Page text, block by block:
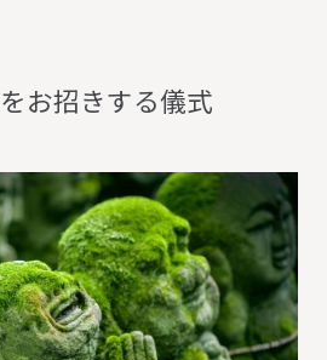
をお招きする儀式